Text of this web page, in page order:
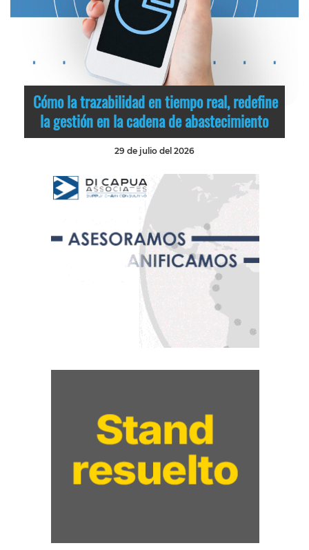
Cómo la trazabilidad en tiempo real, redefine
la gestión en la cadena de abastecimiento
29 de julio del 2026